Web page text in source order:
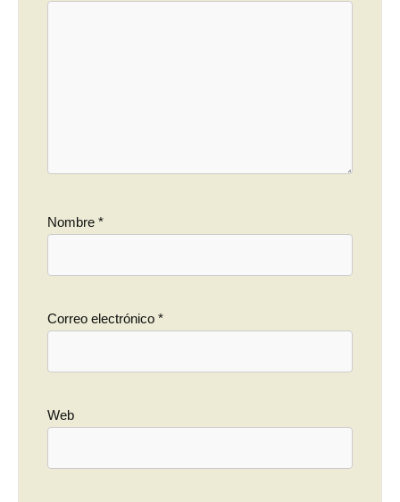
Nombre *
Correo electrónico *
Web